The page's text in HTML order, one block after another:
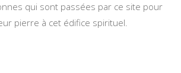
qui sont passées par ce site pour
pierre à cet édifice spirituel.